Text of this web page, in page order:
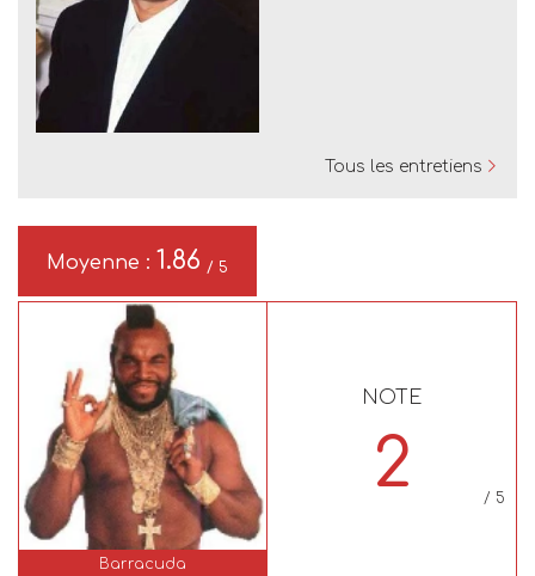
Tous les entretiens
Moyenne : 1.86 / 5
Barracuda
NOTE
2 / 5